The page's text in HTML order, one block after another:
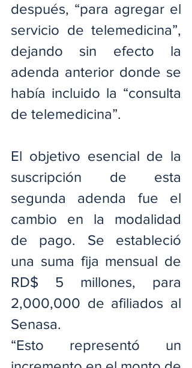
después, “para agregar el
servicio de telemedicina”,
dejando sin efecto la
adenda anterior donde se
había incluido la “consulta
de telemedicina”.
El objetivo esencial de la
suscripción de esta
segunda adenda fue el
cambio en la modalidad
de pago. Se estableció
una suma fija mensual de
RD$ 5 millones, para
2,000,000 de afiliados al
Senasa.
“Esto representó un